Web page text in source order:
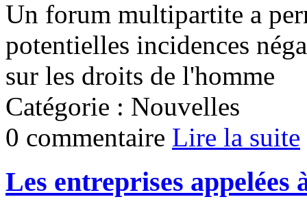
Un forum multipartite a
potentielles incidences
sur les droits de l'homme
Catégorie : Nouvelles
0 commentaire Lire la suite
Les entreprises appelées